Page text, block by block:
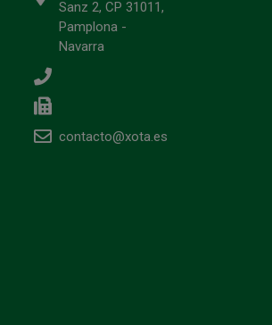
Sanz 2, CP 31011,
Pamplona -
Navarra
contacto@xota.es